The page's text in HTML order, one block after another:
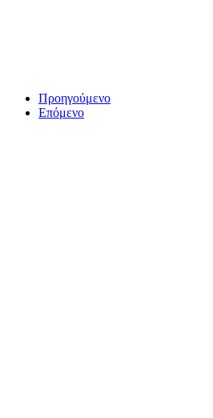
Προηγούμενο
Επόμενο